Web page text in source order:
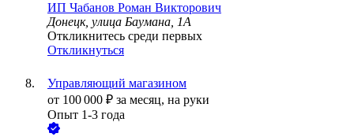
ИП Чабанов Роман Викторович
Донецк, улица Баумана, 1А
Откликнитесь среди первых
Откликнуться
Управляющий магазином
от 100 000 ₽ за месяц, на руки
Опыт 1-3 года